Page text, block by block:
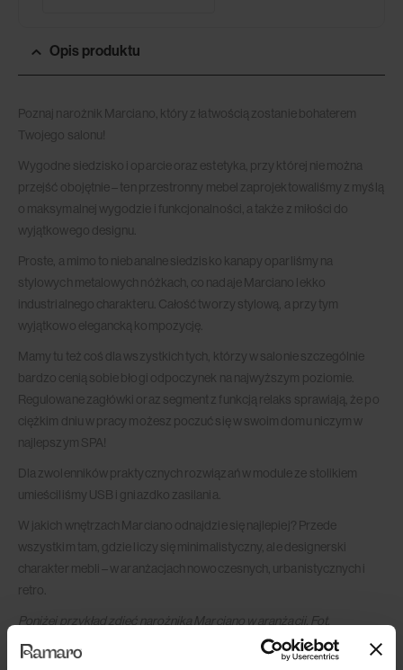
Opis produktu
Poznaj narożnik Marciano, który z łatwością zostanie bohaterem
Twojego salonu!
Wygodne siedzisko i oparcie oraz estetyka, przy której nie można
przejść obojętnie – ten przestronny mebel zaprojektowaliśmy z myślą
o maksymalnej wygodzie i funkcjonalności, a także z miłości do
wyjątkowego designu.
Proste, a mimo to niebanalne siedzisko kanapy oparliśmy na
stylowych metalowych nóżkach, co nadaje Marciano lekko
industrialnego charakteru. Całość tworzy stylową, a przy tym
wyjątkowo elegancką kompozycję.
Mamy tu też coś dla wszystkich tych, którzy w salonie szczególnie
bardzo cenią sobie błogi odpoczynek na najwyższym poziomie.
Regulowane zagłówki oraz segment z funkcją relaks sprawiają, że po
ciężkim dniu w pracy możesz poczuć się w swoim domu niczym w
najlepszym SPA!
Dla zwolenników praktycznych rozwiązań w module ze stolikiem
umieściliśmy USB i gniazdko zasilania.
W jakich wnętrzach Marciano odnajdzie się najlepiej? Przede
wszystkim tam, gdzie liczy się minimalistyczny, ale designerski
charakter mebli – w aranżacjach nowoczesnych, urbanistycznych i
retro.
Poniżej przykład zdjęć narożnika Marciano w aranżacji. Fot.
@klaudiayuzvenko